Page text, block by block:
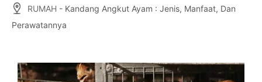
RUMAH - Kandang Angkut Ayam : Jenis, Manfaat, Dan
Perawatannya